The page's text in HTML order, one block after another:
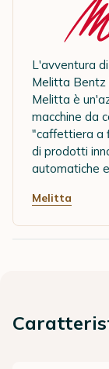
L'avventura
Melitta Bentz
Melitta è
macchine da
"caffettiera a
di prodotti
automatiche
Melitta